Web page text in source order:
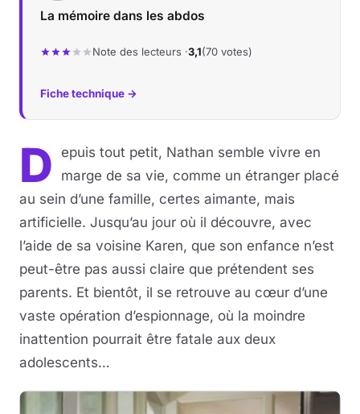
La mémoire dans les abdos
Note des lecteurs ·3,1(70 votes)
Fiche technique →
D
epuis tout petit, Nathan semble vivre en
marge de sa vie, comme un étranger placé
au sein d’une famille, certes aimante, mais
artificielle. Jusqu’au jour où il découvre, avec
l’aide de sa voisine Karen, que son enfance n’est
peut-être pas aussi claire que prétendent ses
parents. Et bientôt, il se retrouve au cœur d’une
vaste opération d’espionnage, où la moindre
inattention pourrait être fatale aux deux
adolescents…